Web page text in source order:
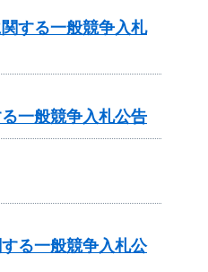
する一般競争入札
一般競争入札公告
る一般競争入札公